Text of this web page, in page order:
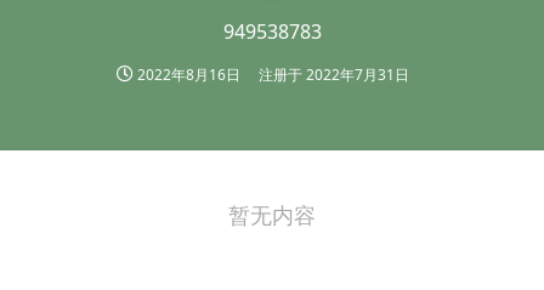
949538783
2022年8月16日 注册于2022年7月31日
暂无内容